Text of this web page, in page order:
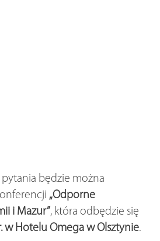
będzie można
„Odporne
i Mazur”, która odbędzie się
w Hotelu Omega w Olsztynie.